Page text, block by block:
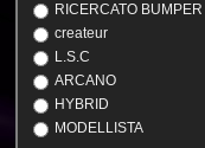
RICERCATO
createur
L.S.C
ARCANO
HYBRID
MODELLISTA